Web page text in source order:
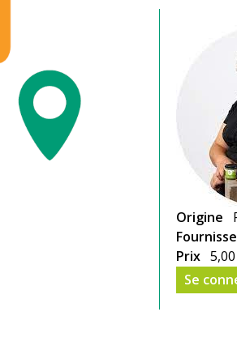
Origine
Prix
Se